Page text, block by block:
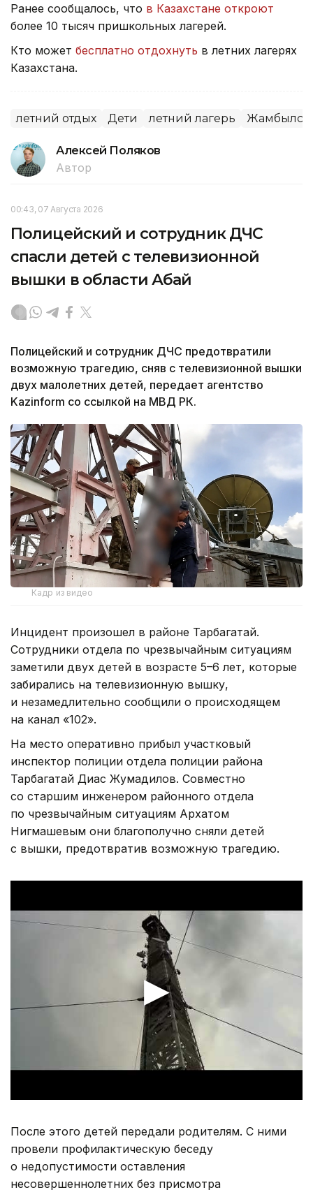
Ранее сообщалось, что в Казахстане откроют
более 10 тысяч пришкольных лагерей.
Кто может бесплатно отдохнуть в летних лагерях
Казахстана.
летний отдых Дети летний лагерь
Алексей Поляков
Автор
00:43, 07 Августа 2026
Полицейский и сотрудник ДЧС
спасли детей с телевизионной
вышки в области Абай
Полицейский и сотрудник ДЧС предотвратили
возможную трагедию, сняв с телевизионной вышки
двух малолетних детей, передает агентство
Kazinform со ссылкой на МВД РК.
Кадр из видео
Инцидент произошел в районе Тарбагатай.
Сотрудники отдела по чрезвычайным ситуациям
заметили двух детей в возрасте 5–6 лет, которые
забирались на телевизионную вышку,
и незамедлительно сообщили о происходящем
на канал «102».
На место оперативно прибыл участковый
инспектор полиции отдела полиции района
Тарбагатай Диас Жумадилов. Совместно
со старшим инженером районного отдела
по чрезвычайным ситуациям Архатом
Нигмашевым они благополучно сняли детей
с вышки, предотвратив возможную трагедию.
После этого детей передали родителям. С ними
провели профилактическую беседу
о недопустимости оставления
несовершеннолетних без присмотра